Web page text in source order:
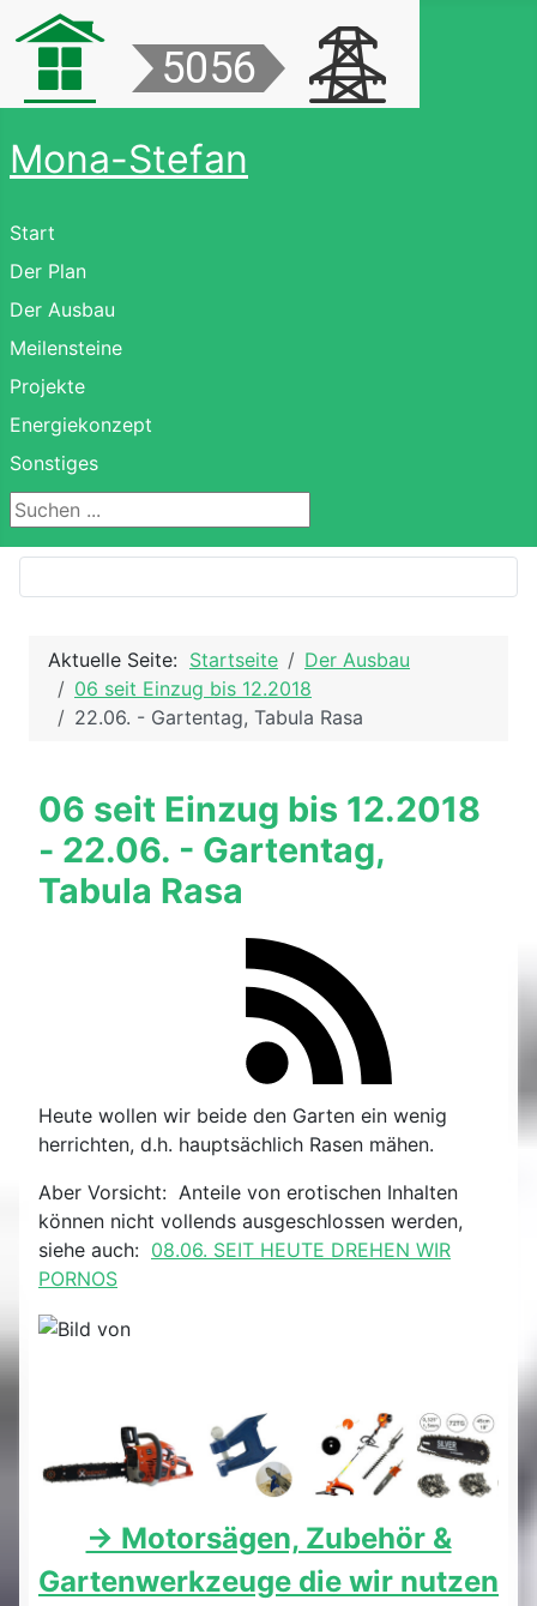
Mona-Stefan
Start
Der Plan
Der Ausbau
Meilensteine
Projekte
Energiekonzept
Sonstiges
Suchen ...
Aktuelle Seite: Startseite
Der Ausbau
06 seit Einzug bis 12.2018
22.06. - Gartentag, Tabula Rasa
06 seit Einzug bis 12.2018
- 22.06. - Gartentag,
Tabula Rasa
Heute wollen wir beide den Garten ein wenig
herrichten, d.h. hauptsächlich Rasen mähen.
Aber Vorsicht: Anteile von erotischen Inhalten
können nicht vollends ausgeschlossen werden,
siehe auch: 08.06. SEIT HEUTE DREHEN WIR
PORNOS
-> Motorsägen, Zubehör &
Gartenwerkzeuge die wir nutzen